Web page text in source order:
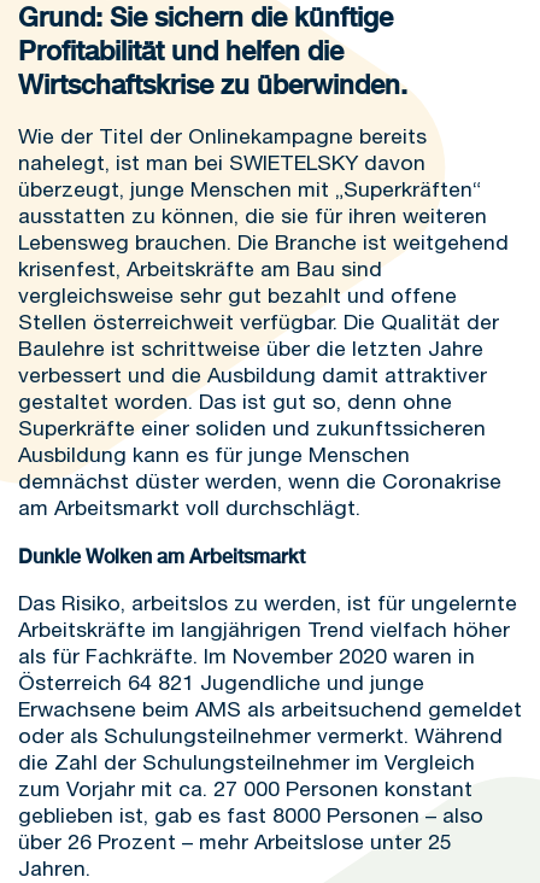
Grund: Sie sichern die künftige
Profitabilität und helfen die
Wirtschaftskrise zu überwinden.
Wie der Titel der Onlinekampagne bereits
nahelegt, ist man bei SWIETELSKY davon
überzeugt, junge Menschen mit „Superkräften“
ausstatten zu können, die sie für ihren weiteren
Lebensweg brauchen. Die Branche ist weitgehend
krisenfest, Arbeitskräfte am Bau sind
vergleichsweise sehr gut bezahlt und offene
Stellen österreichweit verfügbar. Die Qualität der
Baulehre ist schrittweise über die letzten Jahre
verbessert und die Ausbildung damit attraktiver
gestaltet worden. Das ist gut so, denn ohne
Superkräfte einer soliden und zukunftssicheren
Ausbildung kann es für junge Menschen
demnächst düster werden, wenn die Coronakrise
am Arbeitsmarkt voll durchschlägt.
Dunkle Wolken am Arbeitsmarkt
Das Risiko, arbeitslos zu werden, ist für ungelernte
Arbeitskräfte im langjährigen Trend vielfach höher
als für Fachkräfte. Im November 2020 waren in
Österreich 64 821 Jugendliche und junge
Erwachsene beim AMS als arbeitsuchend gemeldet
oder als Schulungsteilnehmer vermerkt. Während
die Zahl der Schulungsteilnehmer im Vergleich
zum Vorjahr mit ca. 27 000 Personen konstant
geblieben ist, gab es fast 8000 Personen – also
über 26 Prozent – mehr Arbeitslose unter 25
Jahren.